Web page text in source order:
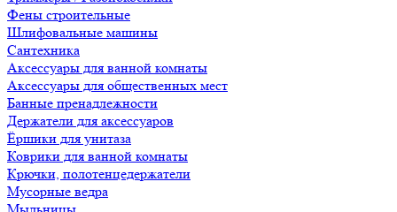
Фены строительные
Шлифовальные машины
Сантехника
Аксессуары для ванной комнаты
Аксессуары для общественных мест
Банные пренадлежности
Держатели для аксессуаров
Ёршики для унитаза
Коврики для ванной комнаты
Крючки, полотенцедержатели
Мусорные ведра